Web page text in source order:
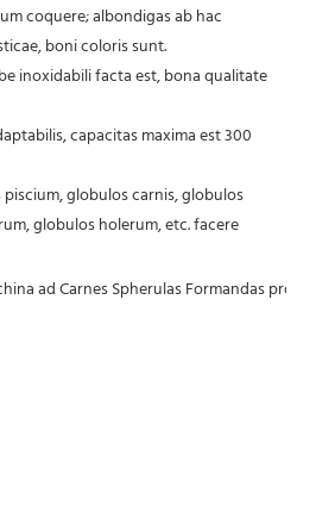
coquere; albondigas ab hac
boni coloris sunt.
inoxidabili facta est, bona qualitate
capacitas maxima est 300
globulos carnis, globulos
globulos holerum, etc. facere